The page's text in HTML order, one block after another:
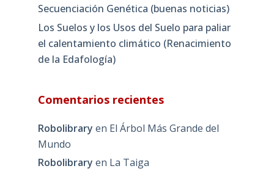
Secuenciación Genética (buenas noticias)
Los Suelos y los Usos del Suelo para paliar
el calentamiento climático (Renacimiento
de la Edafología)
Comentarios recientes
Robolibrary en El Árbol Más Grande del
Mundo
Robolibrary en La Taiga